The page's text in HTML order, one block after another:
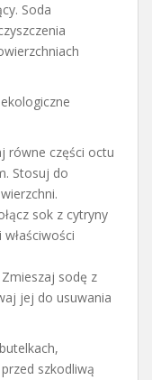
Soda
równe części octu
Stosuj do
sok z cytryny
Zmieszaj sodę z
jej do usuwania
szkodliwą